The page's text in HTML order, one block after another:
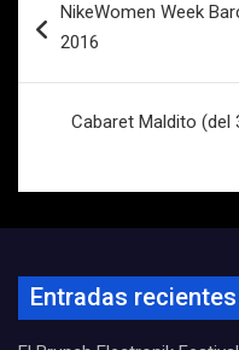
de
NikeWomen Week
2016
Cabaret Maldito (del
Entradas recientes